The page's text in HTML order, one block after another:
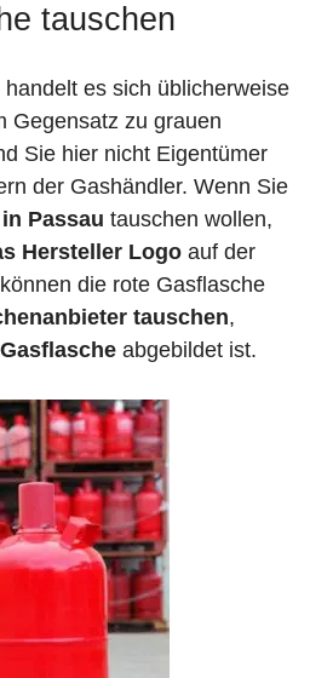
tauschen
es sich üblicherweise
Gegensatz zu grauen
Sie hier nicht Eigentümer
der Gashändler. Wenn Sie
Passau tauschen wollen,
Hersteller Logo auf der
die rote Gasflasche
tauschen,
abgebildet ist.